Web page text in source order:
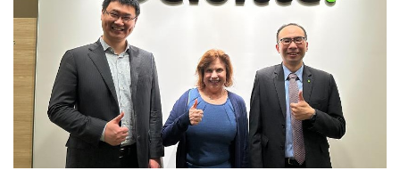
刊登